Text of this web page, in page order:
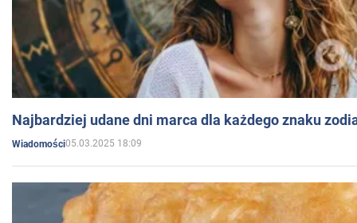
Najbardziej udane dni marca dla każdego znaku
Wiadomości05.03.2025 18:09